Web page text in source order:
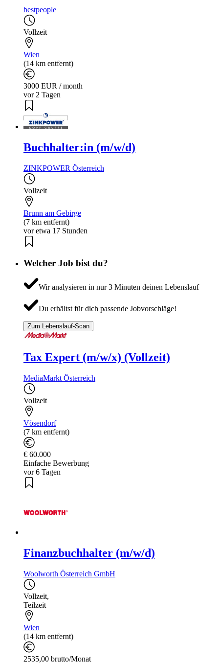
bestpeople
Vollzeit
Wien
(14 km entfernt)
3000 EUR / month
vor 2 Tagen
Buchhalter:in (m/w/d)
ZINKPOWER Österreich
Vollzeit
Brunn am Gebirge
(7 km entfernt)
vor etwa 17 Stunden
Welcher Job bist du?
Wir analysieren in nur 3 Minuten deinen Lebenslauf
Du erhältst für dich passende Jobvorschläge!
Zum Lebenslauf-Scan
Tax Expert (m/w/x) (Vollzeit)
MediaMarkt Österreich
Vollzeit
Vösendorf
(7 km entfernt)
€ 60.000
Einfache Bewerbung
vor 6 Tagen
Finanzbuchhalter (m/w/d)
Woolworth Österreich GmbH
Vollzeit,
Teilzeit
Wien
(14 km entfernt)
2535,00 brutto/Monat